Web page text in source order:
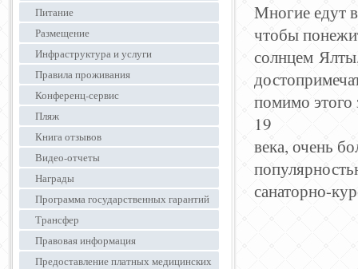
Многие едут
чтобы
солнцем
помимо этого
19
века, очень
санаторно-
Питание
Размещение
Инфраструктура и услуги
Правила проживания
Конференц-сервис
Пляж
Книга отзывов
Видео-отчеты
Награды
Программа государственных гарантий
Трансфер
Правовая информация
Предоставление платных медицинских